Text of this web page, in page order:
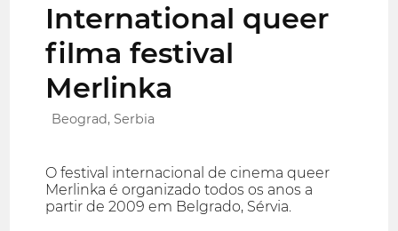
International queer
filma festival
Merlinka
Beograd, Serbia
O festival internacional de cinema queer
Merlinka é organizado todos os anos a
partir de 2009 em Belgrado, Sérvia.